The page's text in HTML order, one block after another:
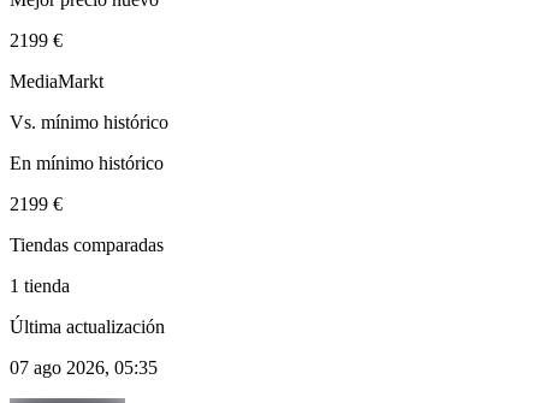
2199 €
MediaMarkt
Vs. mínimo histórico
En mínimo histórico
2199 €
Tiendas comparadas
1 tienda
Última actualización
07 ago 2026, 05:35